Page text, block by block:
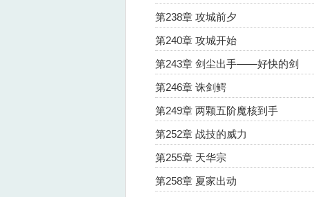
第238章 攻城前夕
第240章 攻城开始
第243章 剑尘出手——好快的剑
第246章 诛剑鳄
第249章 两颗五阶魔核到手
第252章 战技的威力
第255章 天华宗
第258章 夏家出动